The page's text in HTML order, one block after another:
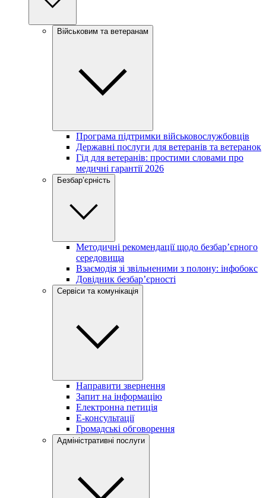
Військовим та ветеранам
Програма підтримки військовослужбовців
Державні послуги для ветеранів та ветеранок
Гід для ветеранів: простими словами про
медичні гарантії 2026
Безбар’єрність
Методичні рекомендації щодо безбар’єрного
середовища
Взаємодія зі звільненими з полону: інфобокс
Довідник безбар’єрності
Сервіси та комунікація
Направити звернення
Запит на інформацію
Електронна петиція
Е-консультації
Громадські обговорення
Адміністративні послуги